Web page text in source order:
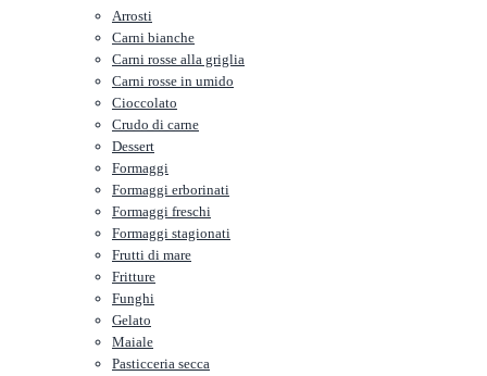
Arrosti
Carni bianche
Carni rosse alla griglia
Carni rosse in umido
Cioccolato
Crudo di carne
Dessert
Formaggi
Formaggi erborinati
Formaggi freschi
Formaggi stagionati
Frutti di mare
Fritture
Funghi
Gelato
Maiale
Pasticceria secca